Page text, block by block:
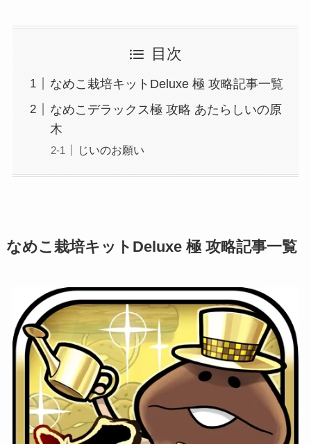
目次
なめこ栽培キットDeluxe 極 攻略記事一覧
なめこデラックス極 攻略 あたらしいの原
木
じいのお願い
なめこ栽培キットDeluxe 極 攻略記事一覧